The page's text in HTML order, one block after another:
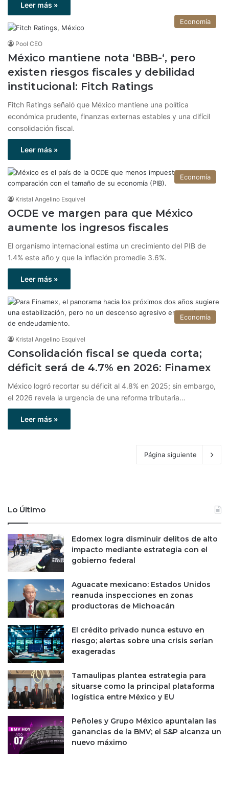
Leer más »
Economía
Pool CEO
México mantiene nota ‘BBB-‘, pero
existen riesgos fiscales y debilidad
institucional: Fitch Ratings
Fitch Ratings señaló que México mantiene una política
económica prudente, finanzas externas estables y una difícil
consolidación fiscal.
Leer más »
Economía
Kristal Angelino Esquivel
OCDE ve margen para que México
aumente los ingresos fiscales
El organismo internacional estima un crecimiento del PIB de
1.4% este año y que la inflación promedie 3.6%.
Leer más »
Economía
Kristal Angelino Esquivel
Consolidación fiscal se queda corta;
déficit será de 4.7% en 2026: Finamex
México logró recortar su déficit al 4.8% en 2025; sin embargo,
el 2026 revela la urgencia de una reforma tributaria…
Leer más »
Página siguiente
Lo Último
Edomex logra disminuir delitos de alto
impacto mediante estrategia con el
gobierno federal
Aguacate mexicano: Estados Unidos
reanuda inspecciones en zonas
productoras de Michoacán
El crédito privado nunca estuvo en
riesgo; alertas sobre una crisis serían
exageradas
Tamaulipas plantea estrategia para
situarse como la principal plataforma
logística entre México y EU
Peñoles y Grupo México apuntalan las
ganancias de la BMV; el S&P alcanza un
nuevo máximo